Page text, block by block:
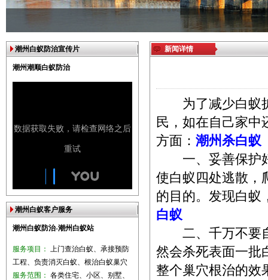
潮州白蚁防治宣传片
潮州潮顺白蚁防治
潮州白蚁客户服务
潮州白蚁防治-潮州白蚁站
服务项目： 上门查治白蚁、承接预防
工程、负责消灭白蚁、根治白蚁巢穴
服务范围： 各类住宅、小区、别墅、
新闻详情
为了减少白蚁扩
民，如在自己家中
方面： 潮州杀白蚁
一、妥善保护好
使白蚁四处逃散，
的目的。发现白
白蚁
二、千万不要自
然会杀死表面一批
整个巢穴根治的效